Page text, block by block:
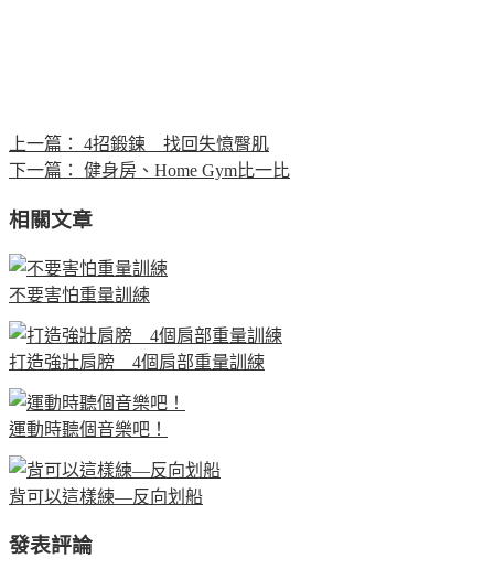
上一篇：
4招鍛鍊 找回失憶臀肌
下一篇：
健身房、Home Gym比一比
相關文章
不要害怕重量訓練
打造強壯肩膀 4個肩部重量訓練
運動時聽個音樂吧！
背可以這樣練—反向划船
發表評論